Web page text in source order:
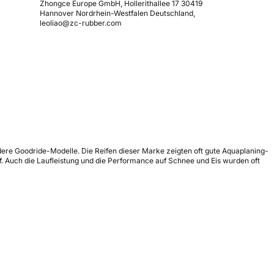
Zhongce Europe GmbH, Hollerithallee 17 30419
Hannover Nordrhein-Westfalen Deutschland,
leoliao@zc-rubber.com
Goodride-Modelle. Die Reifen dieser Marke zeigten oft gute Aquaplaning-
die Laufleistung und die Performance auf Schnee und Eis wurden oft